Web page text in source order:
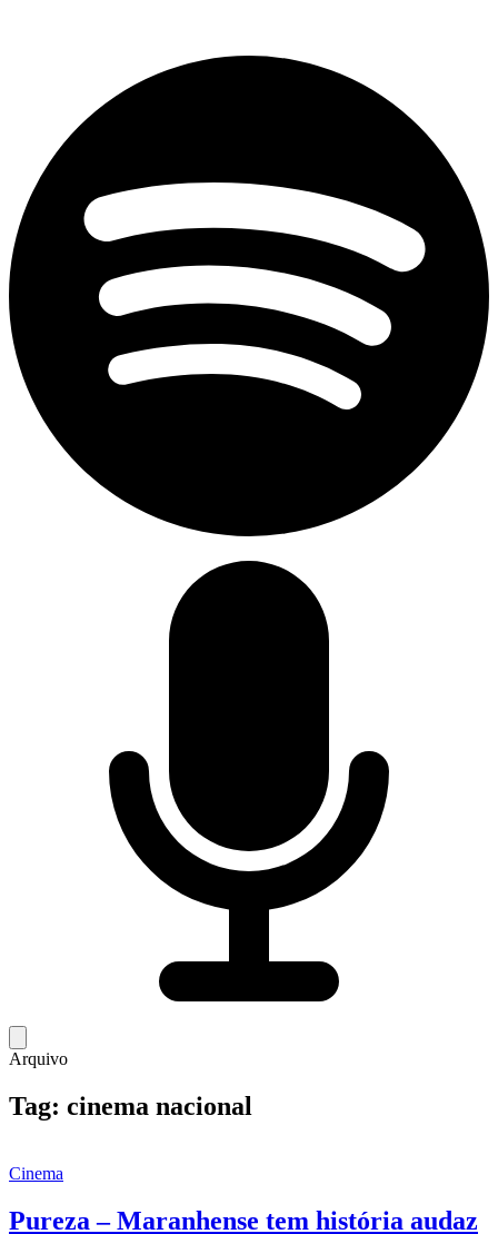
Arquivo
Tag: cinema nacional
Cinema
Pureza – Maranhense tem história audaz